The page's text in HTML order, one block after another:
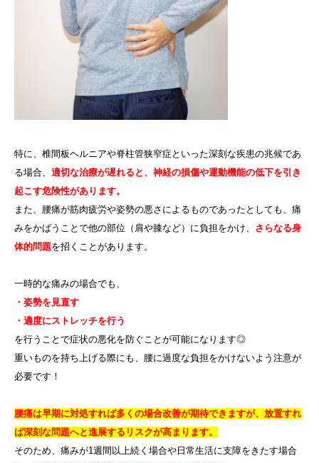
特に、椎間板ヘルニアや脊柱管狭窄症といった深刻な疾患の兆候であ
る場合、 適切な治療が遅れると、神経の損傷や運動機能の低下を引き
起こす危険性があります。
また、腰痛が筋肉疲労や姿勢の悪さによるものであったとしても、痛
みをかばうことで他の部位（肩や膝など）に負担をかけ、 さらなる身
体的問題を招くことがあります。
一時的な痛みの場合でも、
・姿勢を見直す
・適度にストレッチを行う
を行うことで症状の悪化を防ぐことが可能になります◎
重いものを持ち上げる際にも、腰に過度な負担をかけないよう注意が
必要です！
腰痛は早期に対処すれば多くの場合改善が期待できますが、放置すれ
ば深刻な問題へと進展するリスクが高まります。
そのため、痛みが1週間以上続く場合や日常生活に支障をきたす場合